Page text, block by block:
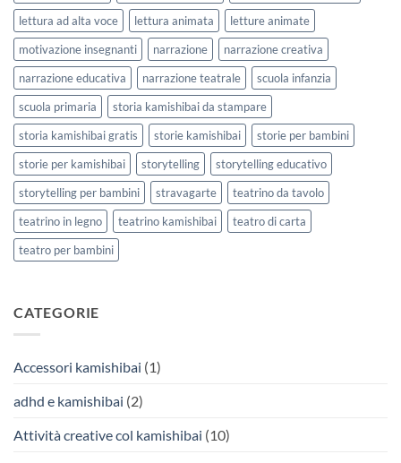
lettura ad alta voce
lettura animata
letture animate
motivazione insegnanti
narrazione
narrazione creativa
narrazione educativa
narrazione teatrale
scuola infanzia
scuola primaria
storia kamishibai da stampare
storia kamishibai gratis
storie kamishibai
storie per bambini
storie per kamishibai
storytelling
storytelling educativo
storytelling per bambini
stravagarte
teatrino da tavolo
teatrino in legno
teatrino kamishibai
teatro di carta
teatro per bambini
CATEGORIE
Accessori kamishibai (1)
adhd e kamishibai (2)
Attività creative col kamishibai (10)